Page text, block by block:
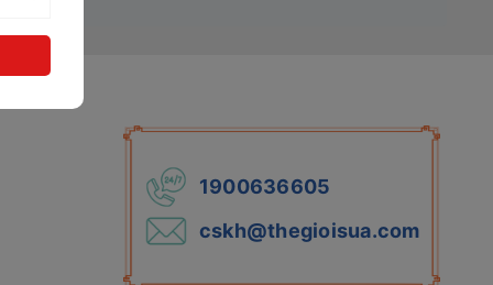
1900636605
cskh@thegioisua.com